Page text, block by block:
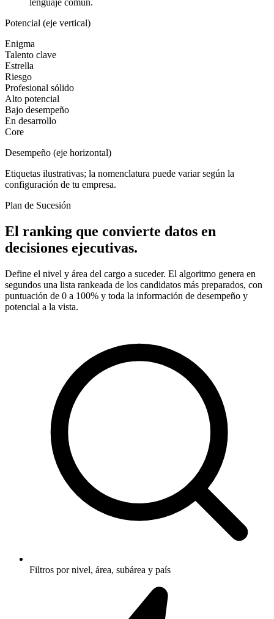
lenguaje común.
Potencial (eje vertical)
Enigma
Talento clave
Estrella
Riesgo
Profesional sólido
Alto potencial
Bajo desempeño
En desarrollo
Core
Desempeño (eje horizontal)
Etiquetas ilustrativas; la nomenclatura puede variar según la
configuración de tu empresa.
Plan de Sucesión
El ranking que convierte datos en
decisiones ejecutivas.
Define el nivel y área del cargo a suceder. El algoritmo genera en
segundos una lista rankeada de los candidatos más preparados, con
puntuación de 0 a 100% y toda la información de desempeño y
potencial a la vista.
Filtros por nivel, área, subárea y país